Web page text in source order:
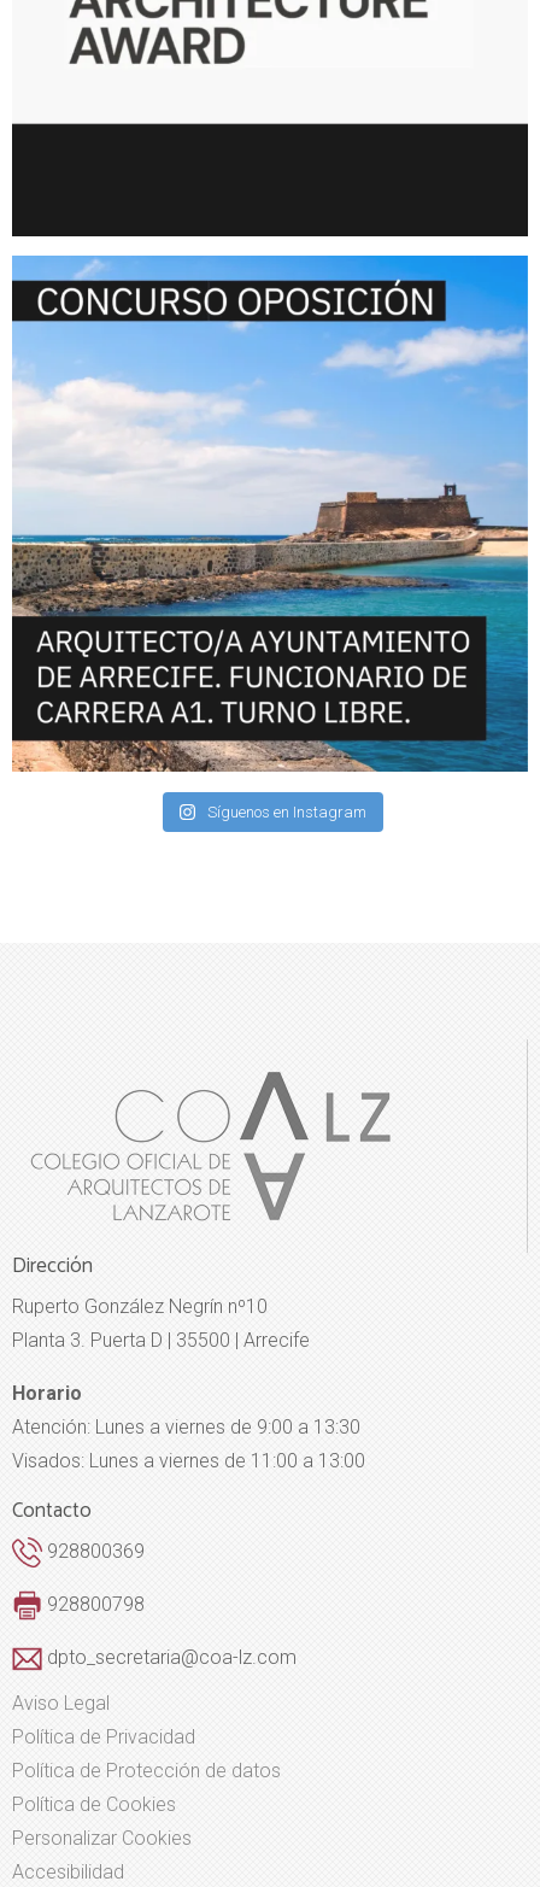
Síguenos en Instagram
Dirección
Ruperto González Negrín nº10
Planta 3. Puerta D | 35500 | Arrecife
Horario
Atención: Lunes a viernes de 9:00 a 13:30
Visados: Lunes a viernes de 11:00 a 13:00
Contacto
928800369
928800798
dpto_secretaria@coa-lz.com
Aviso Legal
Política de Privacidad
Política de Protección de datos
Política de Cookies
Personalizar Cookies
Accesibilidad